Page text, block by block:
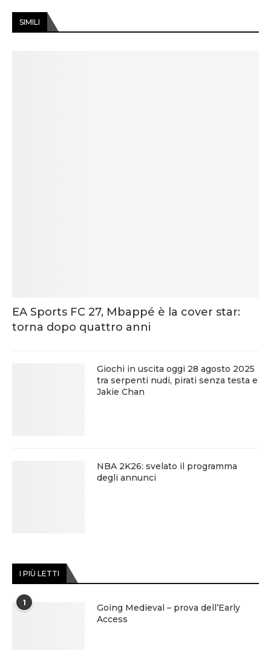
SIMILI
EA Sports FC 27, Mbappé è la cover star:
torna dopo quattro anni
Giochi in uscita oggi 28 agosto 2025
tra serpenti nudi, pirati senza testa e
Jakie Chan
NBA 2K26: svelato il programma
degli annunci
I PIÙ LETTI
1
Going Medieval – prova dell’Early
Access